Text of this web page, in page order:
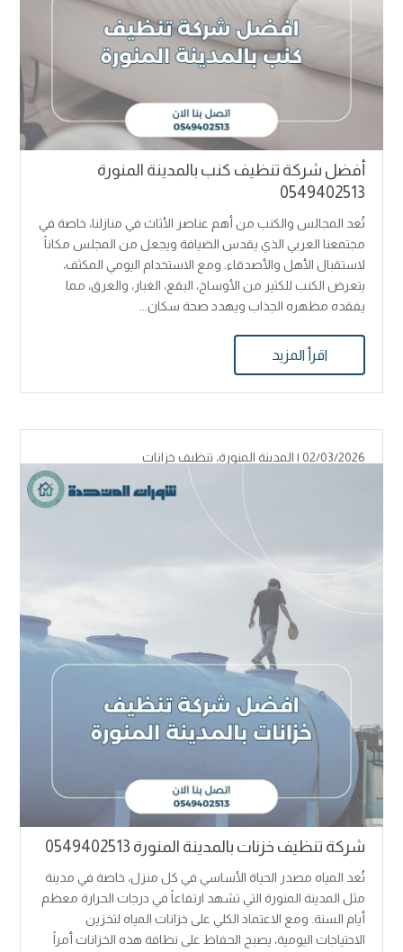
أفضل شركة تنظيف كنب بالمدينة المنورة
0549402513
تُعد المجالس والكنب من أهم عناصر الأثاث في منازلنا، خاصة في
مجتمعنا العربي الذي يقدس الضيافة ويجعل من المجلس مكاناً
لاستقبال الأهل والأصدقاء. ومع الاستخدام اليومي المكثف،
يتعرض الكنب للكثير من الأوساخ، البقع، الغبار، والعرق، مما
يفقده مظهره الجذاب ويهدد صحة سكان...
اقرأ المزيد
02/03/2026 | المدينة المنورة، تنظيف خزانات
شركة تنظيف خزنات بالمدينة المنورة 0549402513
تُعد المياه مصدر الحياة الأساسي في كل منزل، خاصة في مدينة
مثل المدينة المنورة التي تشهد ارتفاعاً في درجات الحرارة معظم
أيام السنة. ومع الاعتماد الكلي على خزانات المياه لتخزين
الاحتياجات اليومية، يصبح الحفاظ على نظافة هذه الخزانات أمراً